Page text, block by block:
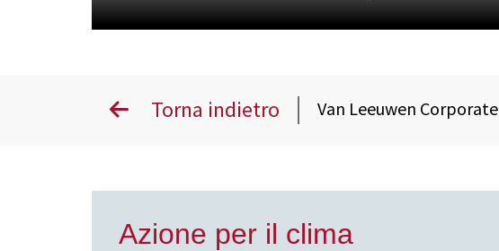
Torna indietro Van Leeuwen Corporate
Azione per il clima